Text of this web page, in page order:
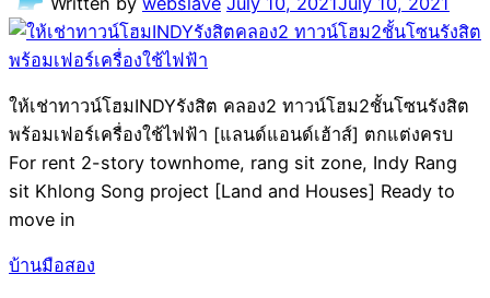
ให้เช่าทาวน์โฮมINDYรังสิต คลอง2 ทาวน์โฮม2ชั้นโซนรังสิต
พร้อมเฟอร์เครื่องใช้ไฟฟ้า [แลนด์แอนด์เฮ้าส์] ตกแต่งครบ
For rent 2-story townhome, rang sit zone, Indy Rang
sit Khlong Song project [Land and Houses] Ready to
move in
บ้านมือสอง